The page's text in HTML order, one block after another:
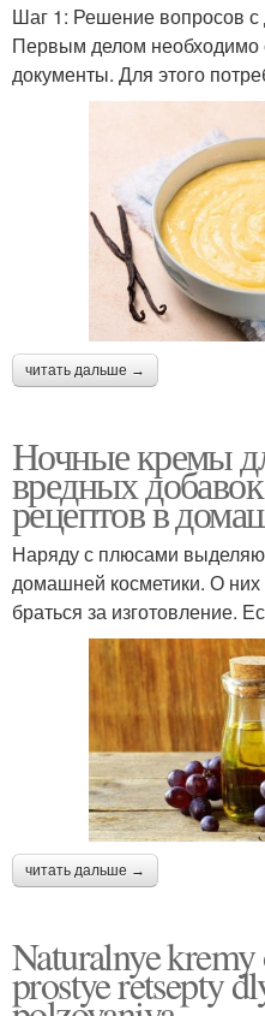
Шаг 1: Решение вопросов с
Первым делом
документы. Для этого
читать дальше →
Ночные кремы
вредных
рецептов в
Наряду с плюсами
домашней косметики. О них
браться за изготовление.
читать дальше →
Naturalnye
prostye retsepty